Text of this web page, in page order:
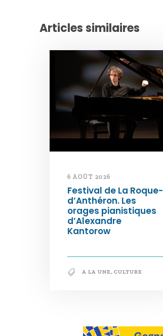
Articles similaires
6 AOÛT 2026
Festival de La Roque-
d’Anthéron. Les
orages pianistiques
d’Alexandre
Kantorow
A LA UNE, CULTURE